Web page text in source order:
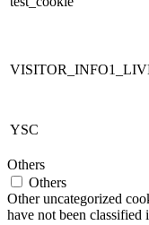
YSC
Others
Others
Other uncategorized
have not been classified